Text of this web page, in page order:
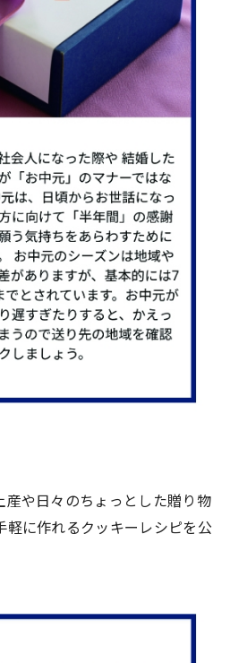
産や日々のちょっとした贈り物
軽に作れるクッキーレシピを公